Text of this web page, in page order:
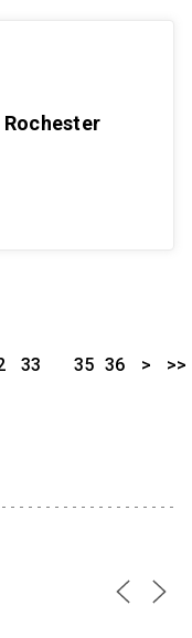
33
35 36 > >>